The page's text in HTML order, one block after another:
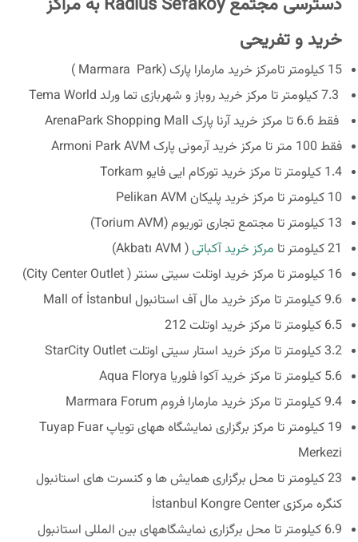
خرید و تفریحی
15 کیلومتر تامرکز خرید مارمارا پارک (Marmara Park )
فقط 6.6 تا مرکز خرید آرنا پارک ArenaPark Shopping Mall
فقط 100 متر تا مرکز خرید آرمونی پارک Armoni Park AVM
1.4 کیلومتر تا مرکز خرید تورکام ایی فایو Torkam
10 کیلومتر تا مرکز خرید پلیکان Pelikan AVM
13 کیلومتر تا مجتمع تجاری توریوم (Torium AVM)
21 کیلومتر تا
مرکز خرید آکباتی( Akbatı AVM)
16 کیلومتر تا مرکز خرید اوتلت سیتی سنتر ( City Center Outlet)
9.6 کیلومتر تا مرکز خرید مال آف استانبول Mall of İstanbul
6.5 کیلومتر تا مرکز خرید اوتلت 212
3.2 کیلومتر تا مرکز خرید استار سیتی اوتلت StarCity Outlet
5.6 کیلومتر تا مرکز خرید آکوا فلوریا Aqua Florya
9.4 کیلومتر تا مرکز خرید مارمارا فروم Marmara Forum
19 کیلومتر تا مرکز برگزاری نمایشگاه ههای تویاپ Tuyap Fuar
Merkezi
23 کیلومتر تا محل برگزاری همایش ها و کنسرت های استانبول
کنگره مرکزی İstanbul Kongre Center
6.9 کیلومتر تا محل برگزاری نمایشگاههای بین المللی استانبول